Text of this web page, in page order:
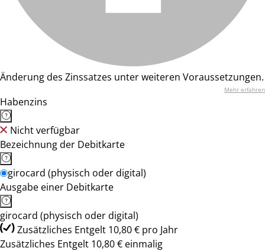
Änderung des Zinssatzes unter weiteren Voraussetzungen.
Mehr erfahren
Habenzins
Nicht verfügbar
Bezeichnung der Debitkarte
girocard (physisch oder digital)
Ausgabe einer Debitkarte
girocard (physisch oder digital)
Zusätzliches Entgelt 10,80 € pro Jahr
Zusätzliches Entgelt 10,80 € einmalig